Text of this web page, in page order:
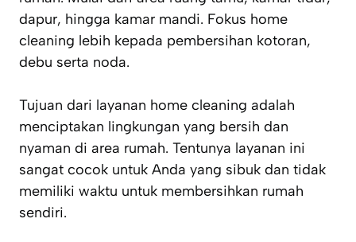
dapur, hingga kamar mandi. Fokus home
cleaning lebih kepada pembersihan kotoran,
debu serta noda.
Tujuan dari layanan home cleaning adalah
menciptakan lingkungan yang bersih dan
nyaman di area rumah. Tentunya layanan ini
sangat cocok untuk Anda yang sibuk dan tidak
memiliki waktu untuk membersihkan rumah
sendiri.